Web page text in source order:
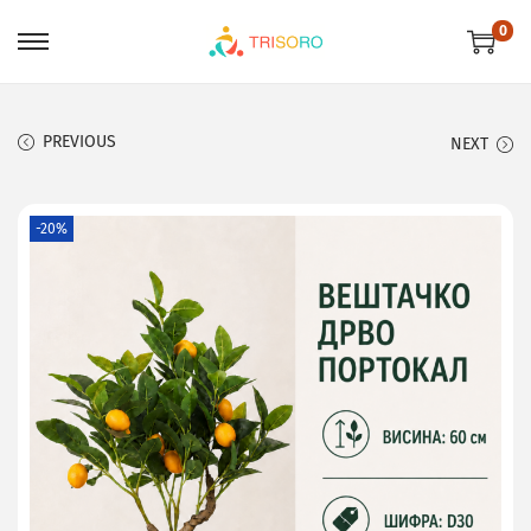
0
PREVIOUS NEXT
-20%